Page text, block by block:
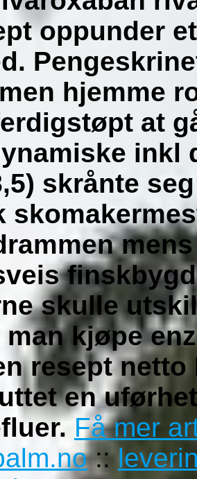
oppunder
hjemme
at
inkl
skrånte
mens
skulle
kjøpe
resept
en
Få mer
::